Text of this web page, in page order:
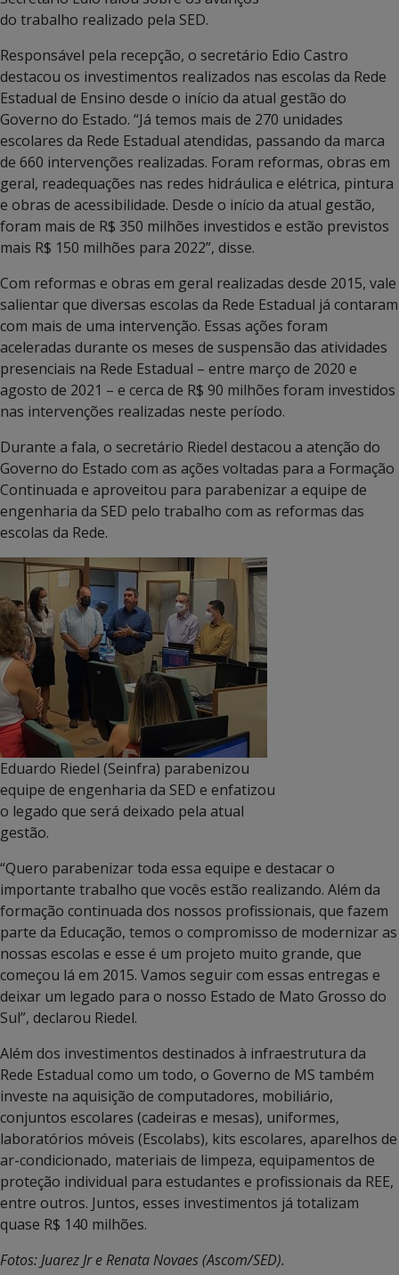
do trabalho realizado pela SED.
Responsável pela recepção, o secretário Edio Castro
destacou os investimentos realizados nas escolas da Rede
Estadual de Ensino desde o início da atual gestão do
Governo do Estado. “Já temos mais de 270 unidades
escolares da Rede Estadual atendidas, passando da marca
de 660 intervenções realizadas. Foram reformas, obras em
geral, readequações nas redes hidráulica e elétrica, pintura
e obras de acessibilidade. Desde o início da atual gestão,
foram mais de R$ 350 milhões investidos e estão previstos
mais R$ 150 milhões para 2022”, disse.
Com reformas e obras em geral realizadas desde 2015, vale
salientar que diversas escolas da Rede Estadual já contaram
com mais de uma intervenção. Essas ações foram
aceleradas durante os meses de suspensão das atividades
presenciais na Rede Estadual – entre março de 2020 e
agosto de 2021 – e cerca de R$ 90 milhões foram investidos
nas intervenções realizadas neste período.
Durante a fala, o secretário Riedel destacou a atenção do
Governo do Estado com as ações voltadas para a Formação
Continuada e aproveitou para parabenizar a equipe de
engenharia da SED pelo trabalho com as reformas das
escolas da Rede.
Eduardo Riedel (Seinfra) parabenizou
equipe de engenharia da SED e enfatizou
o legado que será deixado pela atual
gestão.
“Quero parabenizar toda essa equipe e destacar o
importante trabalho que vocês estão realizando. Além da
formação continuada dos nossos profissionais, que fazem
parte da Educação, temos o compromisso de modernizar as
nossas escolas e esse é um projeto muito grande, que
começou lá em 2015. Vamos seguir com essas entregas e
deixar um legado para o nosso Estado de Mato Grosso do
Sul”, declarou Riedel.
Além dos investimentos destinados à infraestrutura da
Rede Estadual como um todo, o Governo de MS também
investe na aquisição de computadores, mobiliário,
conjuntos escolares (cadeiras e mesas), uniformes,
laboratórios móveis (Escolabs), kits escolares, aparelhos de
ar-condicionado, materiais de limpeza, equipamentos de
proteção individual para estudantes e profissionais da REE,
entre outros. Juntos, esses investimentos já totalizam
quase R$ 140 milhões.
Fotos: Juarez Jr e Renata Novaes (Ascom/SED).